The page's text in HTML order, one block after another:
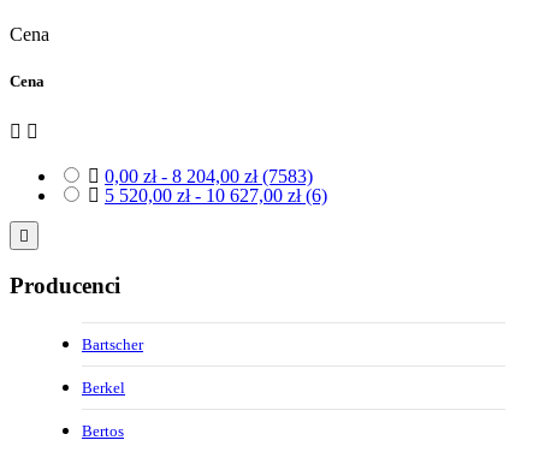
Cena
Cena
 
 0,00 zł - 8 204,00 zł(7583)
 5 520,00 zł - 10 627,00 zł(6)

Producenci
Bartscher
Berkel
Bertos